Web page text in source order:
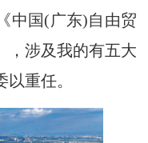
中国(广东)自由贸
，涉及我的有五大
重任。